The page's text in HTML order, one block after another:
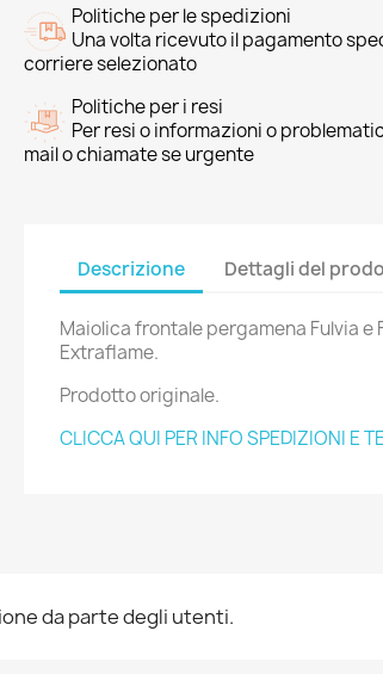
Politiche per le spedizioni
Una volta ricevuto il pagamento
corriere selezionato
Politiche per i resi
Per resi o informazioni o
mail o chiamate se urgente
Descrizione Dettagli del
Maiolica frontale pergamena Fulvia e
Extraflame.
Prodotto originale.
CLICCA QUI PER INFO SPEDIZIONI E
da parte degli utenti.